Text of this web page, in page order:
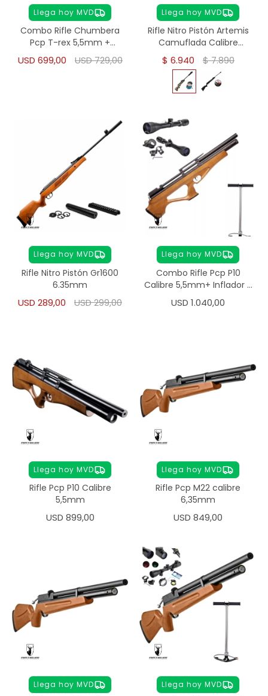
Llega hoy MVD
Combo Rifle Chumbera
Pcp T-rex 5,5mm +
Inflador + Mira 3-9x40
USD 699,00 USD729,00
Llega hoy MVD
Rifle Nitro Pistón Artemis
Camuflada Calibre
5,5mm - Camuflado
$ 6.940 $7.890
Llega hoy MVD
Rifle Nitro Pistón Gr1600
6.35mm
USD 289,00 USD299,00
Llega hoy MVD
Combo Rifle Pcp P10
Calibre 5,5mm+ Inflador +
Mira
USD 1.040,00
Llega hoy MVD
Rifle Pcp P10 Calibre
5,5mm
USD 899,00
Llega hoy MVD
Rifle Pcp M22 calibre
6,35mm
USD 849,00
Llega hoy MVD Llega hoy MVD